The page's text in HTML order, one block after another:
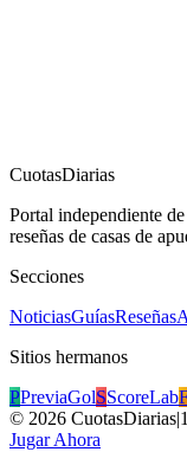
CuotasDiarias
Portal independiente
reseñas de casas de
Secciones
NoticiasGuíasReseñas
Sitios hermanos
PPreviaGolSScoreLab
© 2026 CuotasDiarias|
Jugar Ahora